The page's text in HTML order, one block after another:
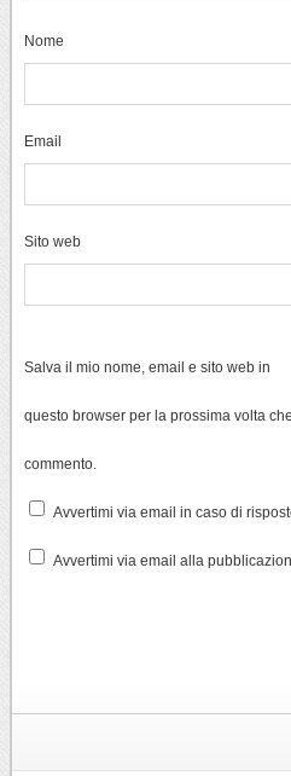
Nome
Email
Sito web
Salva il mio nome, email e sito web in
questo browser per la prossima volta che
commento.
Avvertimi via email in caso di
Avvertimi via email alla